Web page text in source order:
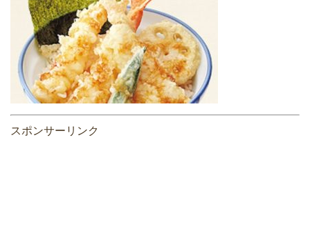
スポンサーリンク